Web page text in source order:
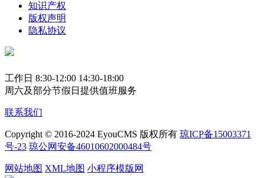
知识产权
版权声明
隐私协议
工作日 8:30-12:00 14:30-18:00
周六及部分节假日提供值班服务
联系我们
Copyright © 2016-2024 EyouCMS 版权所有 琼ICP备15003371
号-23 琼公网安备46010602000484号
网站地图 XML地图 小程序模版网